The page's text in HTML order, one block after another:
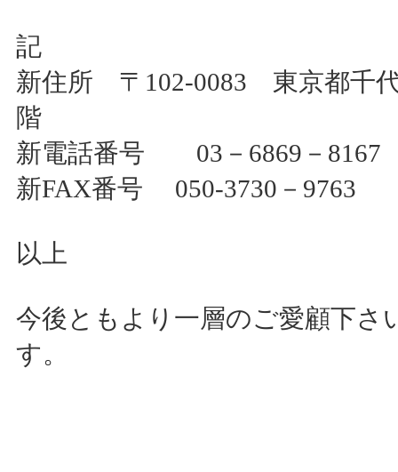
記
新住所 〒102-0083 東京都千
階
新電話番号 03－6869－8167
新FAX番号 050-3730－9763
以上
今後ともより一層のご愛顧下
す。